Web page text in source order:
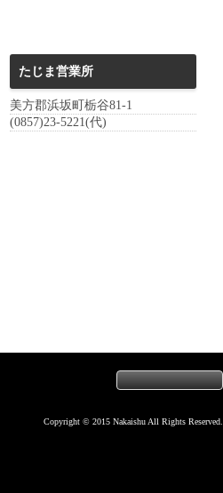
たじま営業所
美方郡浜坂町栃谷81-1
(0857)23-5221(代)
Copyright © 2015 Nakaishu All Rights Reserved.